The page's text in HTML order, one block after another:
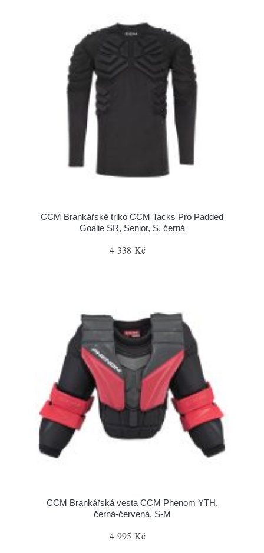
CCM Brankářské triko CCM Tacks Pro Padded
Goalie SR, Senior, S, černá
4 338 Kč
CCM Brankářská vesta CCM Phenom YTH,
černá-červená, S-M
4 995 Kč